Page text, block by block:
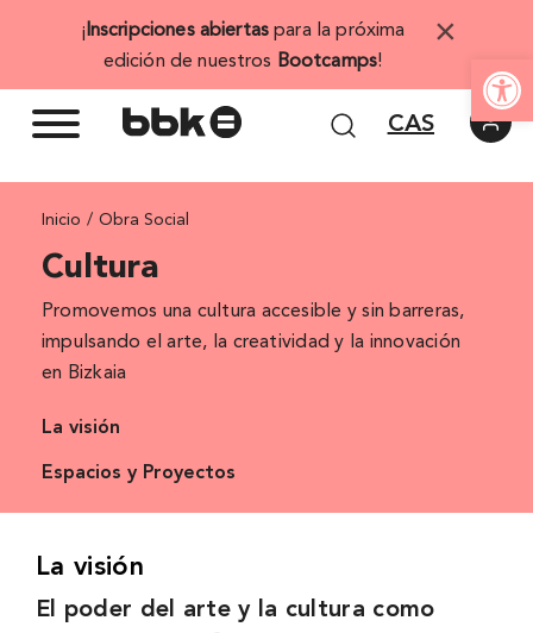
Abrir
¡ Inscripciones abiertas para la próxima
edición de nuestros Bootcamps!
×
CAS
Inicio Obra Social
Cultura
Promovemos una cultura accesible y sin barreras,
impulsando el arte, la creatividad y la innovación
en Bizkaia
La visión
Espacios y Proyectos
La visión
El poder del arte y la cultura como